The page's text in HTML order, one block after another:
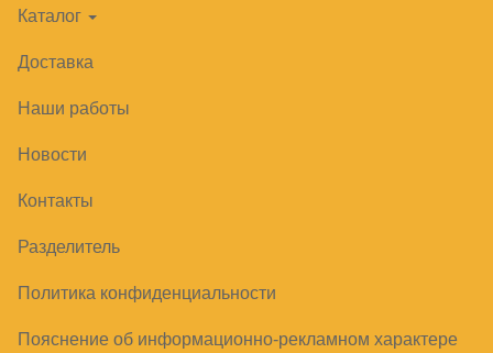
Каталог
Доставка
Наши работы
Новости
Контакты
Разделитель
Политика конфиденциальности
Пояснение об информационно-рекламном характере
Отображение 1–12 из 40 результатов
Товары